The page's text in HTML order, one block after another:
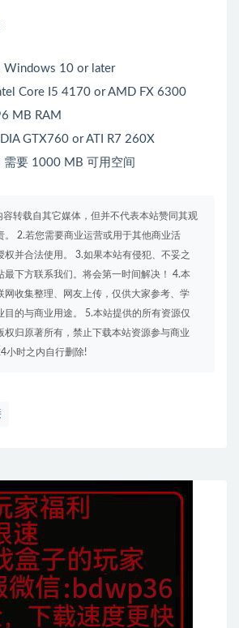
Windows 10 or later
Core I5 4170 or AMD FX 6300
MB RAM
GTX760 or ATI R7 260X
需要 1000 MB 可用空间
容转载自其它媒体，但并不代表本站赞同其观
。 2.若您需要商业运营或用于其他商业活
权并合法使用。 3.如果本站有侵犯、不妥之
最下方联系我们。将会第一时间解决！ 4.本
网收集整理、网友上传，仅供大家参考、学
目的与商业用途。 5.本站提供的所有资源仅
权归原著所有，禁止下载本站资源参与商业
小时之内自行删除!